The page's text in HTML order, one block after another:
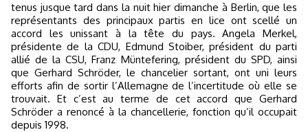
tenus jusque tard dans la nuit hier dimanche à Berlin, que les
représentants des principaux partis en lice ont scellé un
accord les unissant à la tête du pays. Angela Merkel,
présidente de la CDU, Edmund Stoiber, président du parti
allié de la CSU, Franz Müntefering, président du SPD, ainsi
que Gerhard Schröder, le chancelier sortant, ont uni leurs
efforts afin de sortir l’Allemagne de l’incertitude où elle se
trouvait. Et c’est au terme de cet accord que Gerhard
Schröder a renoncé à la chancellerie, fonction qu’il occupait
depuis 1998.